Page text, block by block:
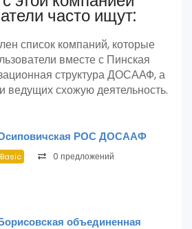
часто ищут:
список компаний, которые
вместе с Пинская
структура ДОСААФ, а
ведущих схожую деятельность.
РОС ДОСААФ
Basic 0 предложений
объединенная